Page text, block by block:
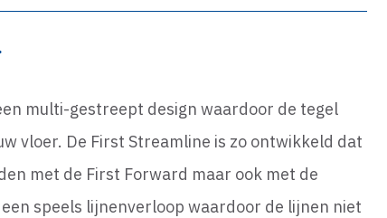
multi-gestreept design waardoor de tegel
vloer. De First Streamline is zo ontwikkeld dat
met de First Forward maar ook met de
speels lijnenverloop waardoor de lijnen niet